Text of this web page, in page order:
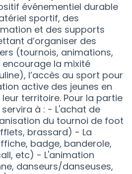
événementiel durable
sportif, des
et des supports
d’organiser des
(tournois, animations,
la mixité
l’accès au sport pour
active des jeunes en
territoire. Pour la partie
à : - L'achat de
du tournoi de foot
brassard) - La
badge, banderole,
etc) - L'animation
danseurs/danseuses,